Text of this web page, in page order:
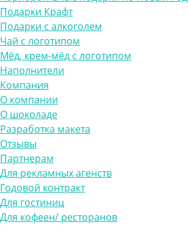
Подарки Крафт
Подарки с алкоголем
Чай с логотипом
Мёд, крем-мёд с логотипом
Наполнители
Компания
О компании
О шоколаде
Разработка макета
Отзывы
Партнерам
Для рекламных агенств
Годовой контракт
Для гостиниц
Для кофеен/ ресторанов